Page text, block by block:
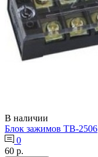
В наличии
Блок зажимов ТВ-2506
0
60 р.